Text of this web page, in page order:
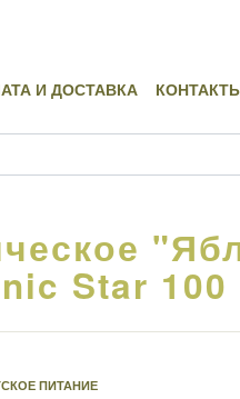
И ДОСТАВКА
Star 100
ПИТАНИЕ